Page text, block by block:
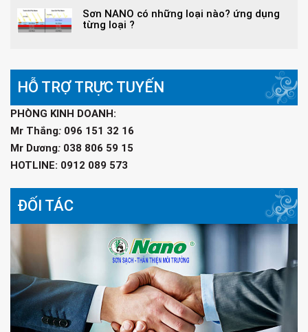
Sơn NANO có những loại nào? ứng dụng
từng loại ?
HỖ TRỢ TRỰC TUYẾN
PHÒNG KINH DOANH:
Mr Thắng: 096 151 32 16
Mr Dương: 038 806 59 15
HOTLINE: 0912 089 573
ĐỐI TÁC